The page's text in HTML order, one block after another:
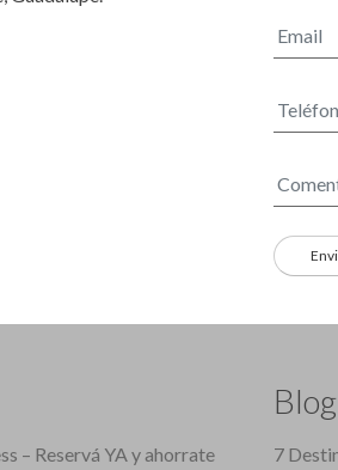
– Reservá YA y ahorrate
Blog
7